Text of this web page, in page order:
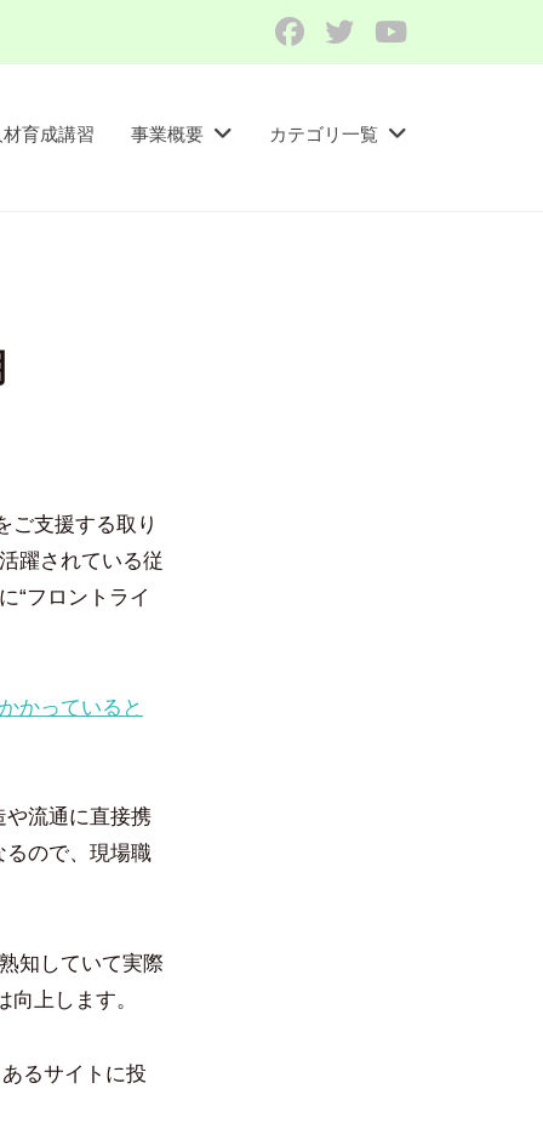
Facebook
TwitterYouTube
育成講習​ 事業概要 カテゴリ一覧
ご支援する取り
躍されている従
“フロントライ
かっていると
や流通に直接携
るので、現場職
知していて実際
上します。
るサイトに投